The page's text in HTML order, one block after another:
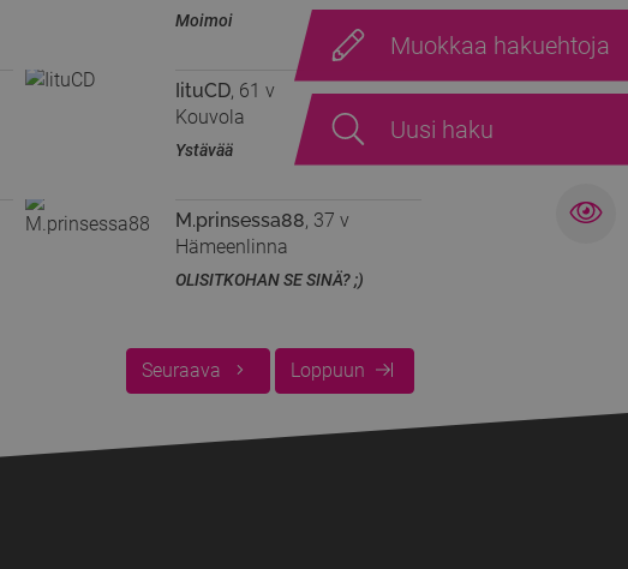
Uusi haku
Muokkaa hakuehtoja
Moimoi
IituCD, 61 v
Kouvola
Ystävää
M.prinsessa88, 37 v
Hämeenlinna
OLISITKOHAN SE SINÄ? ;)
Seuraava Loppuun